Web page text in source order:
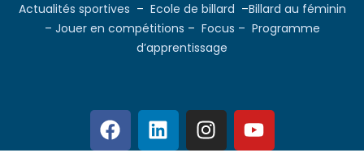
Actualités sportives – Ecole de billard –Billard au féminin
– Jouer en compétitions – Focus – Programme
d’apprentissage